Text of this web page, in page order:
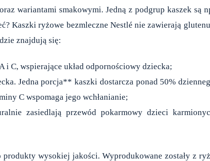
wariantami smakowymi. Jedną z podgrup kaszek są
Kaszki ryżowe bezmleczne Nestlé nie zawierają
znajdują się:
C, wspierające układ odpornościowy dziecka;
Jedna porcja** kaszki dostarcza ponad 50%
C wspomaga jego wchłanianie;
zasiedlają przewód pokarmowy dzieci
wysokiej jakości. Wyprodukowane zostały z